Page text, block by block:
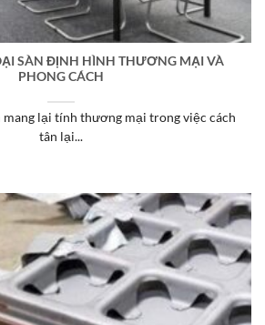
SÀN ĐỊNH HÌNH THƯƠNG MẠI VÀ
PHONG CÁCH
mang lại tính thương mại trong việc cách
tân lại...